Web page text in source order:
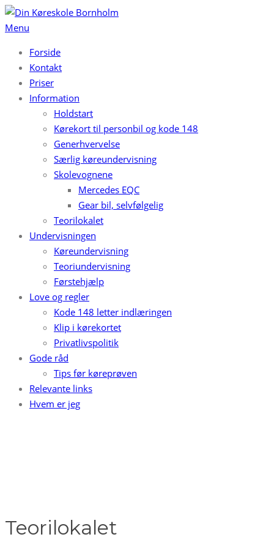
Spring
til
Menu
Forside
Kontakt
Priser
Information
Holdstart
Kørekort til personbil og kode 148
Generhvervelse
Særlig køreundervisning
Skolevognene
Mercedes EQC
Gear bil, selvfølgelig
Teorilokalet
Undervisningen
Køreundervisning
Teoriundervisning
Førstehjælp
Love og regler
Kode 148 letter indlæringen
Klip i kørekortet
Privatlivspolitik
Gode råd
Tips før køreprøven
Relevante links
Hvem er jeg
Teorilokalet